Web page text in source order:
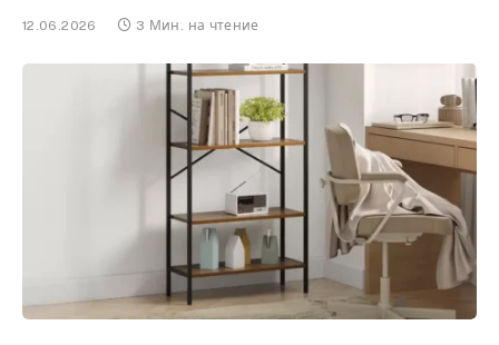
12.06.2026 3 Мин. на чтение